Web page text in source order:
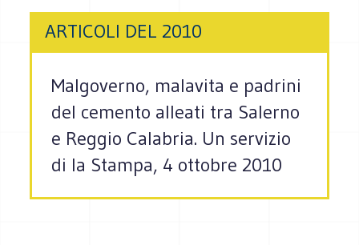
ARTICOLI DEL 2010
Malgoverno, malavita e padrini
del cemento alleati tra Salerno
e Reggio Calabria. Un servizio
di la Stampa, 4 ottobre 2010